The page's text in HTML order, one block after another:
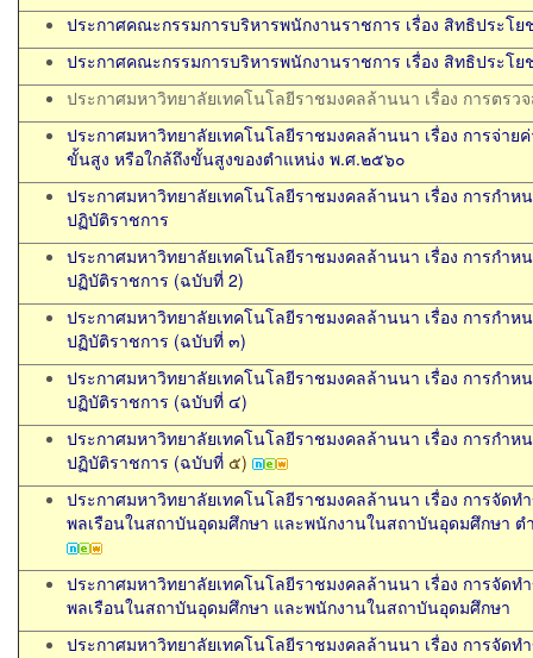
ประกาศคณะกรรมการบริหารพนักงานราชการ เรื่อง สิทธิประ
ประกาศคณะกรรมการบริหารพนักงานราชการ เรื่อง สิทธิประ
ประกาศมหาวิทยาลัยเทคโนโลยีราชมงคลล้านนา เรื่อง การตร
ประกาศมหาวิทยาลัยเทคโนโลยีราชมงคลล้านนา เรื่อง การจ่า
ขั้นสูง หรือใกล้ถึงขั้นสูงของตำแหน่ง พ.ศ.๒๕๖๐
ประกาศมหาวิทยาลัยเทคโนโลยีราชมงคลล้านนา เรื่อง การกำ
ปฏิบัติราชการ
ประกาศมหาวิทยาลัยเทคโนโลยีราชมงคลล้านนา เรื่อง การกำ
ปฏิบัติราชการ (ฉบับที่ 2)
ประกาศมหาวิทยาลัยเทคโนโลยีราชมงคลล้านนา เรื่อง การกำ
ปฏิบัติราชการ (ฉบับที่ ๓)
ประกาศมหาวิทยาลัยเทคโนโลยีราชมงคลล้านนา เรื่อง การกำ
ปฏิบัติราชการ (ฉบับที่ ๔)
ประกาศมหาวิทยาลัยเทคโนโลยีราชมงคลล้านนา เรื่อง การกำ
ปฏิบัติราชการ (ฉบับที่ ๕)
ประกาศมหาวิทยาลัยเทคโนโลยีราชมงคลล้านนา เรื่อง การจัด
พลเรือนในสถาบันอุดมศึกษา และพนักงานในสถาบันอุดมศึกษา ต
ประกาศมหาวิทยาลัยเทคโนโลยีราชมงคลล้านนา เรื่อง การจัด
พลเรือนในสถาบันอุดมศึกษา และพนักงานในสถาบันอุดมศึกษา
ประกาศมหาวิทยาลัยเทคโนโลยีราชมงคลล้านนา เรื่อง การจัด